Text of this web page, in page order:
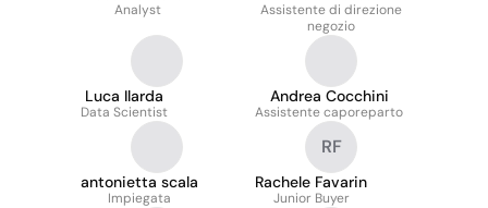
Analyst
Mazzola
Assistente di direzione
negozio
Luca Ilarda
Data Scientist
Andrea Cocchini
Assistente caporeparto
antonietta scala
Impiegata
RF
Rachele Favarin
Junior Buyer